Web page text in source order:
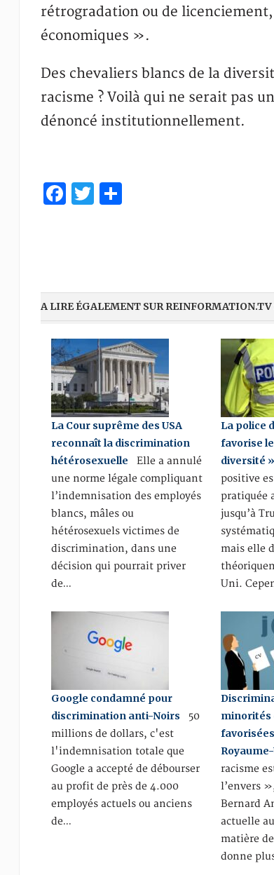
rétrogradation ou de
économiques ».
Des chevaliers blancs de la
racisme ? Voilà qui ne serait pas
dénoncé institutionnellement.
Facebook
Twitter
Partager
A LIRE ÉGALEMENT SUR REINFORMATION.TV
La Cour suprême des USA
reconnaît la discrimination
hétérosexuelle Elle a annulé
une norme légale compliquant
l’indemnisation des employés
blancs, mâles ou
hétérosexuels victimes de
discrimination, dans une
décision qui pourrait priver
de…
La police
favorise
diversité »
positive
pratiquée
jusqu’à
mais elle
Uni.
Google condamné pour
discrimination anti-Noirs 50
millions de dollars, c'est
l'indemnisation totale que
Google a accepté de débourser
au profit de près de 4.000
employés actuels ou anciens
de…
minorités
racisme
l’envers
Bernard
actuelle
matière
donne